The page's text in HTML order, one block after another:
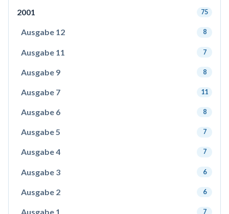
2001 75
Ausgabe 12 8
Ausgabe 11 7
Ausgabe 9 8
Ausgabe 7 11
Ausgabe 6 8
Ausgabe 5 7
Ausgabe 4 7
Ausgabe 3 6
Ausgabe 2 6
Ausgabe 1 7